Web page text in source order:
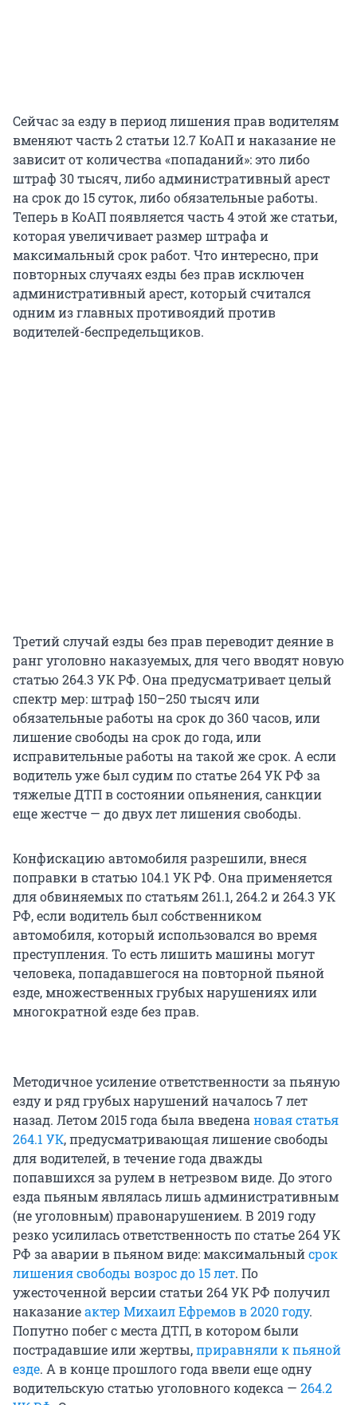
Сейчас за езду в период лишения прав водителям
вменяют часть 2 статьи 12.7 КоАП и наказание не
зависит от количества «попаданий»: это либо
штраф 30 тысяч, либо административный арест
на срок до 15 суток, либо обязательные работы.
Теперь в КоАП появляется часть 4 этой же статьи,
которая увеличивает размер штрафа и
максимальный срок работ. Что интересно, при
повторных случаях езды без прав исключен
административный арест, который считался
одним из главных противоядий против
водителей-беспредельщиков.
Третий случай езды без прав переводит деяние в
ранг уголовно наказуемых, для чего вводят новую
статью 264.3 УК РФ. Она предусматривает целый
спектр мер: штраф 150–250 тысяч или
обязательные работы на срок до 360 часов, или
лишение свободы на срок до года, или
исправительные работы на такой же срок. А если
водитель уже был судим по статье 264 УК РФ за
тяжелые ДТП в состоянии опьянения, санкции
еще жестче — до двух лет лишения свободы.
Конфискацию автомобиля разрешили, внеся
поправки в статью 104.1 УК РФ. Она применяется
для обвиняемых по статьям 261.1, 264.2 и 264.3 УК
РФ, если водитель был собственником
автомобиля, который использовался во время
преступления. То есть лишить машины могут
человека, попадавшегося на повторной пьяной
езде, множественных грубых нарушениях или
многократной езде без прав.
Методичное усиление ответственности за пьяную
езду и ряд грубых нарушений началось 7 лет
назад. Летом 2015 года была введена новая статья
264.1 УК, предусматривающая лишение свободы
для водителей, в течение года дважды
попавшихся за рулем в нетрезвом виде. До этого
езда пьяным являлась лишь административным
(не уголовным) правонарушением. В 2019 году
резко усилилась ответственность по статье 264 УК
РФ за аварии в пьяном виде: максимальныйсрок
лишения свободы возрос до 15 лет. По
ужесточенной версии статьи 264 УК РФ получил
наказаниеактер Михаил Ефремов в 2020 году.
Попутно побег с места ДТП, в котором были
пострадавшие или жертвы,приравняли к пьяной
езде. А в конце прошлого года ввели еще одну
водительскую статью уголовного кодекса — 264.2